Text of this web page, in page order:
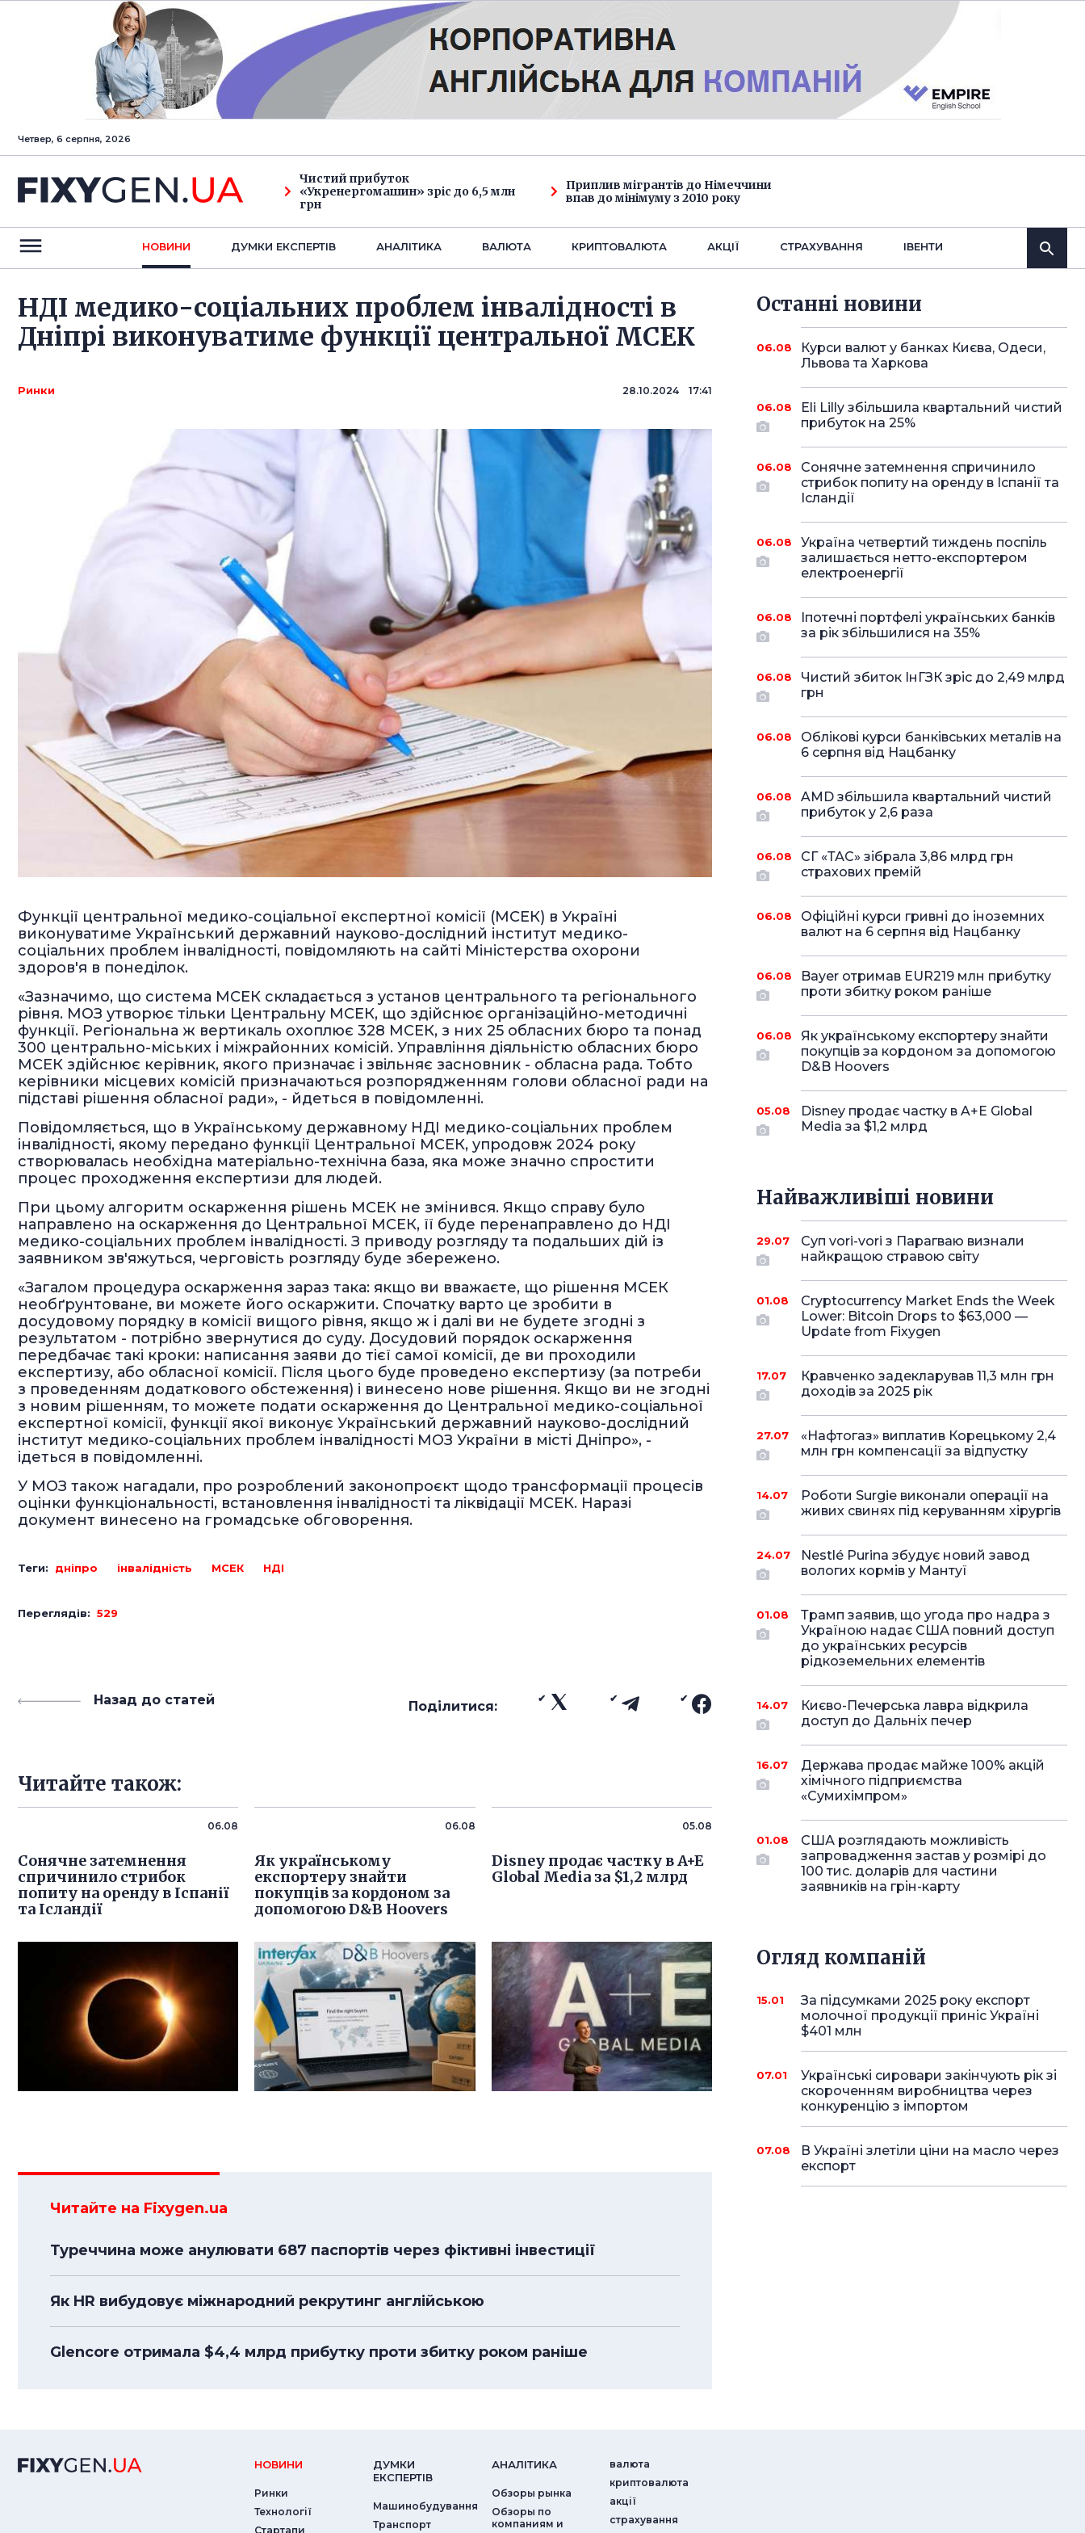
Четвер, 6 серпня, 2026
Чистий прибуток
«Укренергомашин» зріс до 6,5 млн
грн
Приплив мігрантів до Німеччини
впав до мінімуму з 2010 року
НОВИНИ ДУМКИ ЕКСПЕРТIВ АНАЛIТИКА ВАЛЮТА КРИПТОВАЛЮТА АКЦІЇ СТРАХУВАННЯ IВЕНТИ
НДІ медико-соціальних проблем інвалідності в
Дніпрі виконуватиме функції центральної МСЕК
Ринки 28.10.2024 17:41
Функції центральної медико-соціальної експертної комісії (МСЕК) в Україні
виконуватиме Український державний науково-дослідний інститут медико-
соціальних проблем інвалідності, повідомляють на сайті Міністерства охорони
здоров'я в понеділок.
«Зазначимо, що система МСЕК складається з установ центрального та регіонального
рівня. МОЗ утворює тільки Центральну МСЕК, що здійснює організаційно-методичні
функції. Регіональна ж вертикаль охоплює 328 МСЕК, з них 25 обласних бюро та понад
300 центрально-міських і міжрайонних комісій. Управління діяльністю обласних бюро
МСЕК здійснює керівник, якого призначає і звільняє засновник - обласна рада. Тобто
керівники місцевих комісій призначаються розпорядженням голови обласної ради на
підставі рішення обласної ради», - йдеться в повідомленні.
Повідомляється, що в Українському державному НДІ медико-соціальних проблем
інвалідності, якому передано функції Центральної МСЕК, упродовж 2024 року
створювалась необхідна матеріально-технічна база, яка може значно спростити
процес проходження експертизи для людей.
При цьому алгоритм оскарження рішень МСЕК не змінився. Якщо справу було
направлено на оскарження до Центральної МСЕК, її буде перенаправлено до НДІ
медико-соціальних проблем інвалідності. З приводу розгляду та подальших дій із
заявником зв'яжуться, черговість розгляду буде збережено.
«Загалом процедура оскарження зараз така: якщо ви вважаєте, що рішення МСЕК
необґрунтоване, ви можете його оскаржити. Спочатку варто це зробити в
досудовому порядку в комісії вищого рівня, якщо ж і далі ви не будете згодні з
результатом - потрібно звернутися до суду. Досудовий порядок оскарження
передбачає такі кроки: написання заяви до тієї самої комісії, де ви проходили
експертизу, або обласної комісії. Після цього буде проведено експертизу (за потреби
з проведенням додаткового обстеження) і винесено нове рішення. Якщо ви не згодні
з новим рішенням, то можете подати оскарження до Центральної медико-соціальної
експертної комісії, функції якої виконує Український державний науково-дослідний
інститут медико-соціальних проблем інвалідності МОЗ України в місті Дніпро», -
ідеться в повідомленні.
У МОЗ також нагадали, про розроблений законопроєкт щодо трансформації процесів
оцінки функціональності, встановлення інвалідності та ліквідації МСЕК. Наразі
документ винесено на громадське обговорення.
Теги: дніпро інвалідність МСЕК НДІ
Переглядів: 529
Назад до статей Поділитися:
Читайте також:
06.08
Сонячне затемнення
спричинило стрибок
попиту на оренду в Іспанії
та Ісландії
06.08
Як українському
експортеру знайти
покупців за кордоном за
допомогою D&B Hoovers
05.08
Disney продає частку в A+E
Global Media за $1,2 млрд
Читайте на Fixygen.ua
Туреччина може анулювати 687 паспортів через фіктивні інвестиції
Як HR вибудовує міжнародний рекрутинг англійською
Glencore отримала $4,4 млрд прибутку проти збитку роком раніше
Останнi новини
06.08
Курси валют у банках Києва, Одеси,
Львова та Харкова
06.08
Eli Lilly збільшила квартальний чистий
прибуток на 25%
06.08
Сонячне затемнення спричинило
стрибок попиту на оренду в Іспанії та
Ісландії
06.08
Україна четвертий тиждень поспіль
залишається нетто-експортером
електроенергії
06.08
Іпотечні портфелі українських банків
за рік збільшилися на 35%
06.08
Чистий збиток ІнГЗК зріс до 2,49 млрд
грн
06.08
Облікові курси банківських металів на
6 серпня від Нацбанку
06.08
AMD збільшила квартальний чистий
прибуток у 2,6 раза
06.08
СГ «ТАС» зібрала 3,86 млрд грн
страхових премій
06.08
Офіційні курси гривні до іноземних
валют на 6 серпня від Нацбанку
06.08
Bayer отримав EUR219 млн прибутку
проти збитку роком раніше
06.08
Як українському експортеру знайти
покупців за кордоном за допомогою
D&B Hoovers
05.08
Disney продає частку в A+E Global
Media за $1,2 млрд
Найважливіші новини
29.07
Суп vori-vori з Парагваю визнали
найкращою стравою світу
01.08
Cryptocurrency Market Ends the Week
Lower: Bitcoin Drops to $63,000 —
Update from Fixygen
17.07
Кравченко задекларував 11,3 млн грн
доходів за 2025 рік
27.07
«Нафтогаз» виплатив Корецькому 2,4
млн грн компенсації за відпустку
14.07
Роботи Surgie виконали операції на
живих свинях під керуванням хірургів
24.07
Nestlé Purina збудує новий завод
вологих кормів у Мантуї
01.08
Трамп заявив, що угода про надра з
Україною надає США повний доступ
до українських ресурсів
рідкоземельних елементів
14.07
Києво-Печерська лавра відкрила
доступ до Дальніх печер
16.07
Держава продає майже 100% акцій
хімічного підприємства
«Сумихімпром»
01.08
США розглядають можливість
запровадження застав у розмірі до
100 тис. доларів для частини
заявників на грін-карту
Огляд компаній
15.01
За підсумками 2025 року експорт
молочної продукції приніс Україні
$401 млн
07.01
Українські сировари закінчують рік зі
скороченням виробництва через
конкуренцію з імпортом
07.08
В Україні злетіли ціни на масло через
експорт
НОВИНИ
Ринки
Технології
Стартапи
ДУМКИ
ЕКСПЕРТIВ
Машинобудування
Транспорт
АНАЛIТИКА
Обзоры рынка
Обзоры по
компаниям и
валюта
криптовалюта
акції
страхування